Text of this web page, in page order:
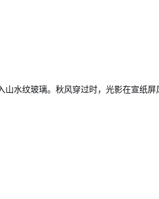
水纹玻璃。秋风穿过时，光影在宣纸屏